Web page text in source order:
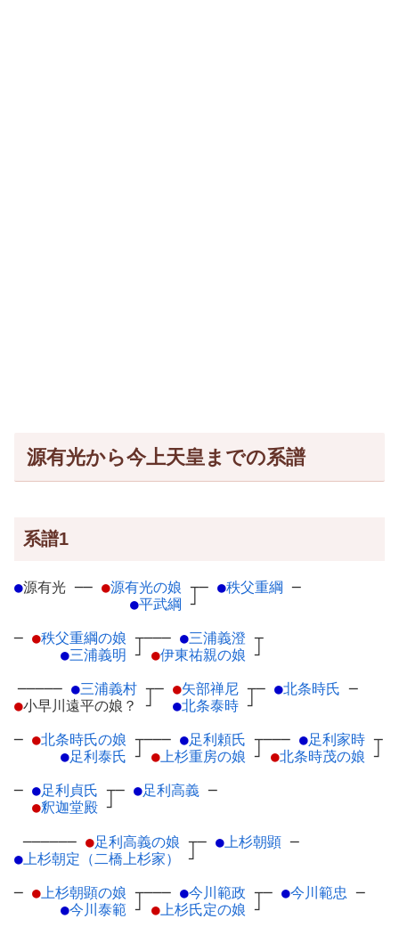
源有光から今上天皇までの系譜
系譜1
●源有光 ── ●源有光の娘 ┬
●平武綱 ┘
─ ●秩父重綱 ─
─ ●秩父重綱の娘 ┬
●三浦義明 ┘
─── ●三浦義澄 ┬
●伊東祐親の娘 ┘
───── ●三浦義村 ┬
●小早川遠平の娘？ ┘
─ ●矢部禅尼 ┬
●北条泰時 ┘
─ ●北条時氏 ─
─ ●北条時氏の娘 ┬
●足利泰氏 ┘
─── ●足利頼氏 ┬
●上杉重房の娘 ┘
─── ●足利家時 ┬
●北条時茂の娘 ┘
─ ●足利貞氏 ┬
●釈迦堂殿 ┘
─ ●足利高義 ─
────── ●足利高義の娘 ┬
● 上杉朝定（二橋上杉家） ┘
─ ● 上杉朝顕 ─
─ ● 上杉朝顕の娘 ┬
●今川泰範 ┘
─── ●今川範政 ┬
● 上杉氏定の娘 ┘
─ ●今川範忠 ─